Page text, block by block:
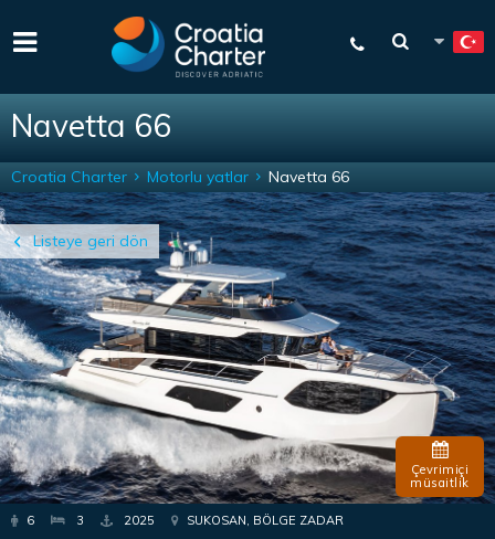
Navetta 66
Listeye geri dön
Croatia Charter Motorlu yatlar Navetta 66
Çevrimiçi
müsaitlik
6 3 2025 SUKOSAN, BÖLGE ZADAR